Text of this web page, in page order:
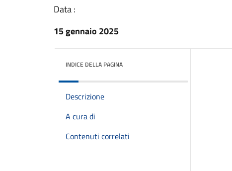
Data :
15 gennaio 2025
INDICE DELLA PAGINA
Descrizione
A cura di
Contenuti correlati